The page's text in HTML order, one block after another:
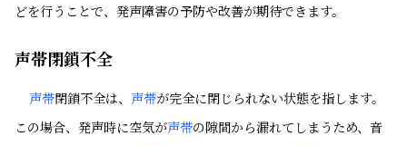
どを行うことで、発声障害の予防や改善が期待できます。
声帯閉鎖不全
声帯閉鎖不全は、 声帯が完全に閉じられない状態を指します。
この場合、発声時に空気が声帯の隙間から漏れてしまうため、音